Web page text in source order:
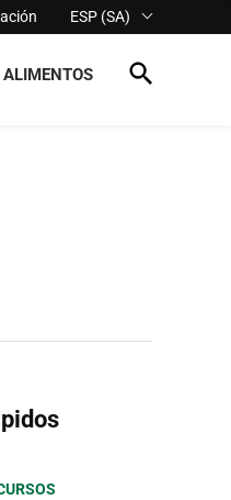
ESP (SA)
ALIMENTOS